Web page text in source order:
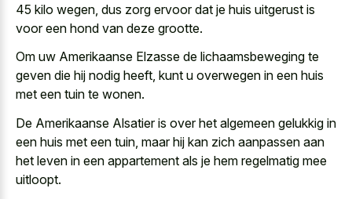
45 kilo wegen, dus zorg ervoor dat je huis uitgerust is
voor een hond van deze grootte.
Om uw Amerikaanse Elzasse de lichaamsbeweging te
geven die hij nodig heeft, kunt u overwegen in een huis
met een tuin te wonen.
De Amerikaanse Alsatier is over het algemeen gelukkig in
een huis met een tuin, maar hij kan zich aanpassen aan
het leven in een appartement als je hem regelmatig mee
uitloopt.